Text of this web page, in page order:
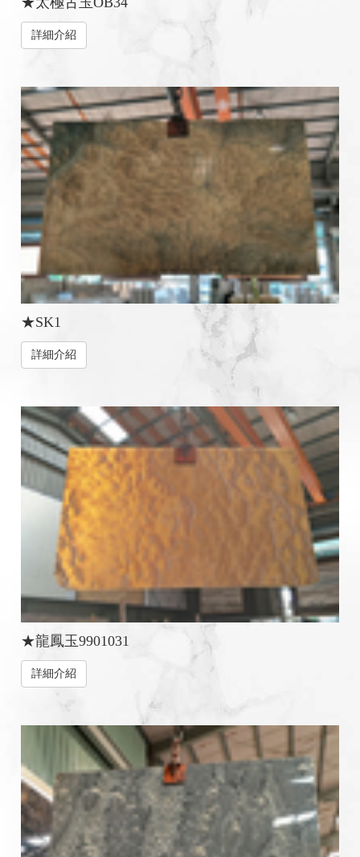
詳細介紹
★SK1
詳細介紹
★龍鳳玉9901031
詳細介紹